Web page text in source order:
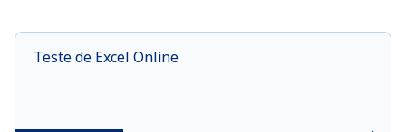
Teste de Excel Online